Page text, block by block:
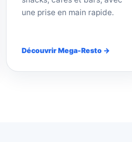
une prise en main rapide.
Découvrir Mega-Resto →